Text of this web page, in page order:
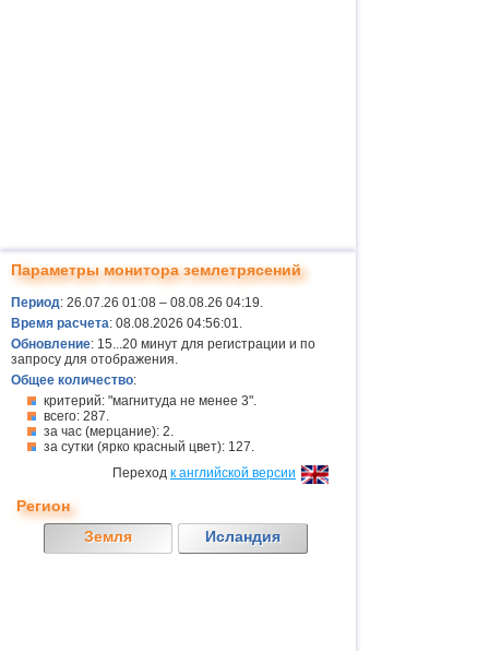
Параметры монитора землетрясений
Период: 26.07.26 01:08 – 08.08.26 04:19.
Время расчета: 08.08.2026 04:56:01.
Обновление: 15...20 минут для регистрации и по
запросу для отображения.
Общее количество:
критерий: "магнитуда не менее 3".
всего: 287.
за час (мерцание): 2.
за сутки (ярко красный цвет): 127.
Переход к английской версии
Регион
Земля
Исландия